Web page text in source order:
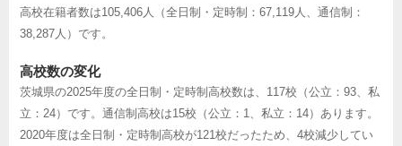
高校在籍者数は105,406人（全日制・定時制：67,119人、通信制：
38,287人）です。
高校数の変化
茨城県の2025年度の全日制・定時制高校数は、117校（公立：93、私
立：24）です。通信制高校は15校（公立：1、私立：14）あります。
2020年度は全日制・定時制高校が121校だったため、4校減少してい